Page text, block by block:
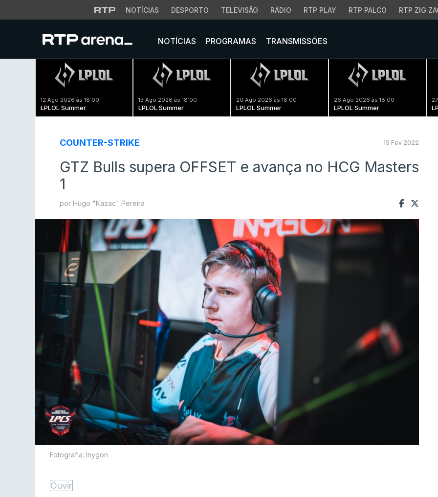
NOTÍCIAS DESPORTO TELEVISÃO RÁDIO RTP PLAY RTP PALCO RTP ZIG
NOTÍCIAS PROGRAMAS TRANSMISSÕES
12 Ago 2026 às 18:00
LPLOL Summer
13 Ago 2026 às 18:00
LPLOL Summer
20 Ago 2026 às 18:00
LPLOL Summer
26 Ago 2026 às 18:00
LPLOL Summer
COUNTER-STRIKE 15 Fev 2022
GTZ Bulls supera OFFSET e avança no HCG Masters
1
por Hugo "Kazac" Pereira
Fotografia: Inygon
Ouvir